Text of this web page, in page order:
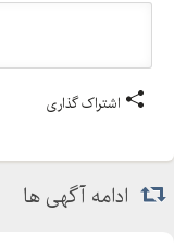
اشتراک گذاری
ادامه آگهی ها